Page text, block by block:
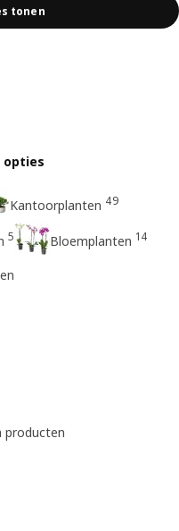
tonen
opties
Kantoorplanten 49
5 Bloemplanten 14
producten